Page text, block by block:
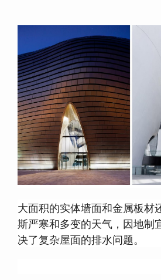
大面积的实体墙面和金属板材
斯严寒和多变的天气，因地制
决了复杂屋面的排水问题。